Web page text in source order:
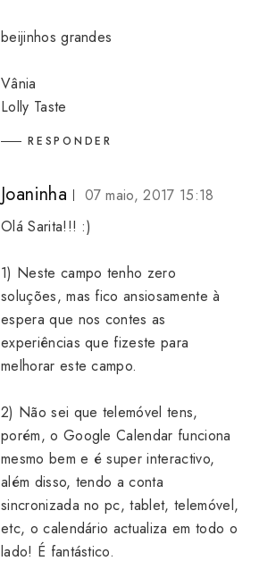
beijinhos grandes
Vânia
Lolly Taste
RESPONDER
Joaninha
07 maio, 2017 15:18
Olá Sarita!!! :)
1) Neste campo tenho zero
soluções, mas fico ansiosamente à
espera que nos contes as
experiências que fizeste para
melhorar este campo.
2) Não sei que telemóvel tens,
porém, o Google Calendar funciona
mesmo bem e é super interactivo,
além disso, tendo a conta
sincronizada no pc, tablet, telemóvel,
etc, o calendário actualiza em todo o
lado! É fantástico.